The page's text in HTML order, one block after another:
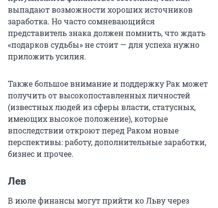
выпадают возможности хороших источников
заработка. Но часто сомневающийся
представитель знака должен помнить, что ждать
«подарков судьбы» не стоит — для успеха нужно
приложить усилия.
Также большое внимание и поддержку Рак может
получить от высокопоставленных личностей
(известных людей из сферы власти, статусных,
имеющих высокое положение), которые
впоследствии откроют перед Раком новые
перспективы: работу, дополнительные заработки,
бизнес и прочее.
Лев
В июле финансы могут прийти ко Льву через